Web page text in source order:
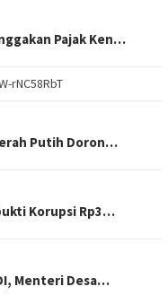
Pajak Ken…
rNC58RbT
Putih Doron…
Korupsi Rp3…
Menteri Desa…